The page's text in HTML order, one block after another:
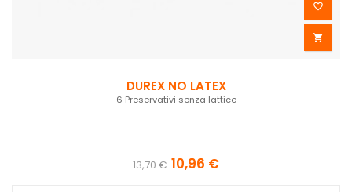


DUREX NO LATEX
6 Preservativi senza lattice
13,70 € 10,96 €